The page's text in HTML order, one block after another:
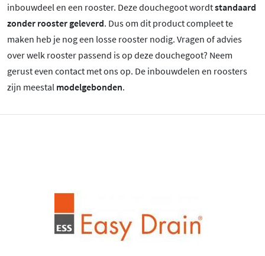
inbouwdeel en een rooster. Deze douchegoot wordtstandaard
zonder rooster geleverd. Dus om dit product compleet te
maken heb je nog een losse rooster nodig. Vragen of advies
over welk rooster passend is op deze douchegoot? Neem
gerust even contact met ons op. De inbouwdelen en roosters
zijn meestal modelgebonden.